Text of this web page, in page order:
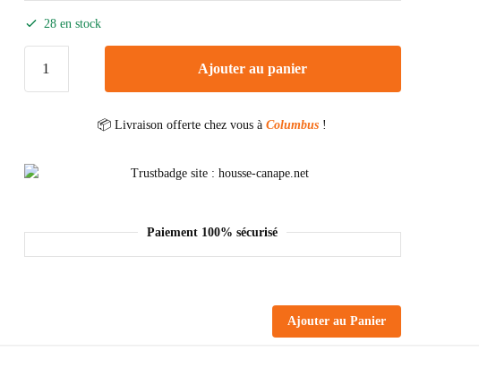
28 en stock
Ajouter au panier
📦 Livraison offerte chez vous àColumbus !
Paiement 100% sécurisé
Ajouter au Panier